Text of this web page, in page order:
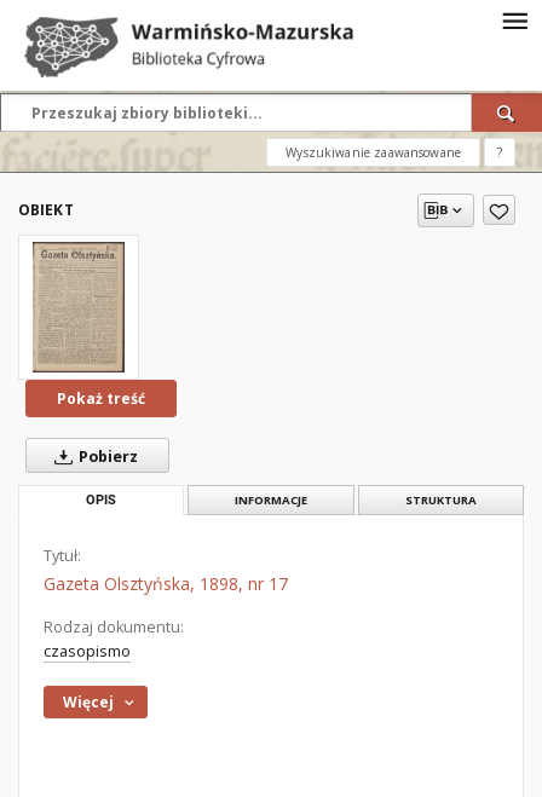
Wyszukiwanie zaawansowane ?
OBIEKT
Pokaż treść
Pobierz
OPIS INFORMACJE STRUKTURA
Tytuł:
Gazeta Olsztyńska, 1898, nr 17
Rodzaj dokumentu:
czasopismo
Więcej